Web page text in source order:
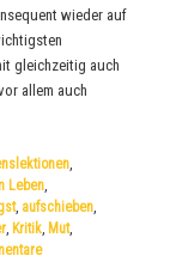
wieder auf
gleichzeitig auch
allem auch
,
Leben,
, aufschieben,
, Kritik, Mut,